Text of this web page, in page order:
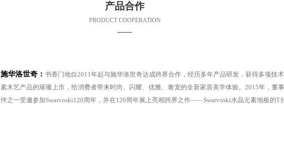
产品合作
PRODUCT COOPERATION
施华洛世奇：书香门地自2011年起与施华洛世奇达成跨界合作，经历多年产品研发，获得多项技
素木艺产品的璀璨上市，给消费者带来时尚、闪耀、优雅、奢宠的全新家居美学体验。2015年，董
伴之一受邀参加Swarvoski120周年，并在120周年展上亮相跨界之作——Swarvoski水晶元素地板的T